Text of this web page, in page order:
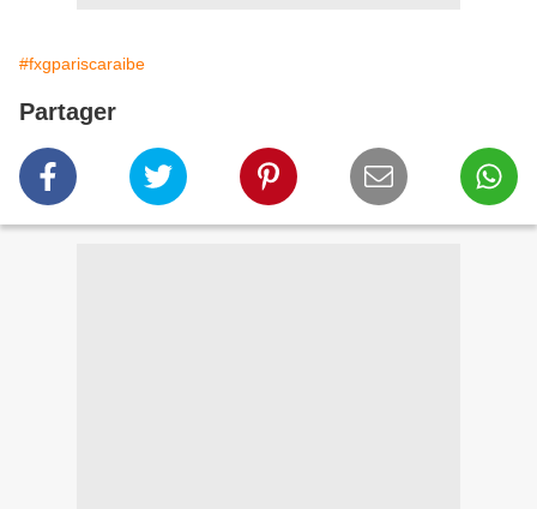
#fxgpariscaraibe
Partager